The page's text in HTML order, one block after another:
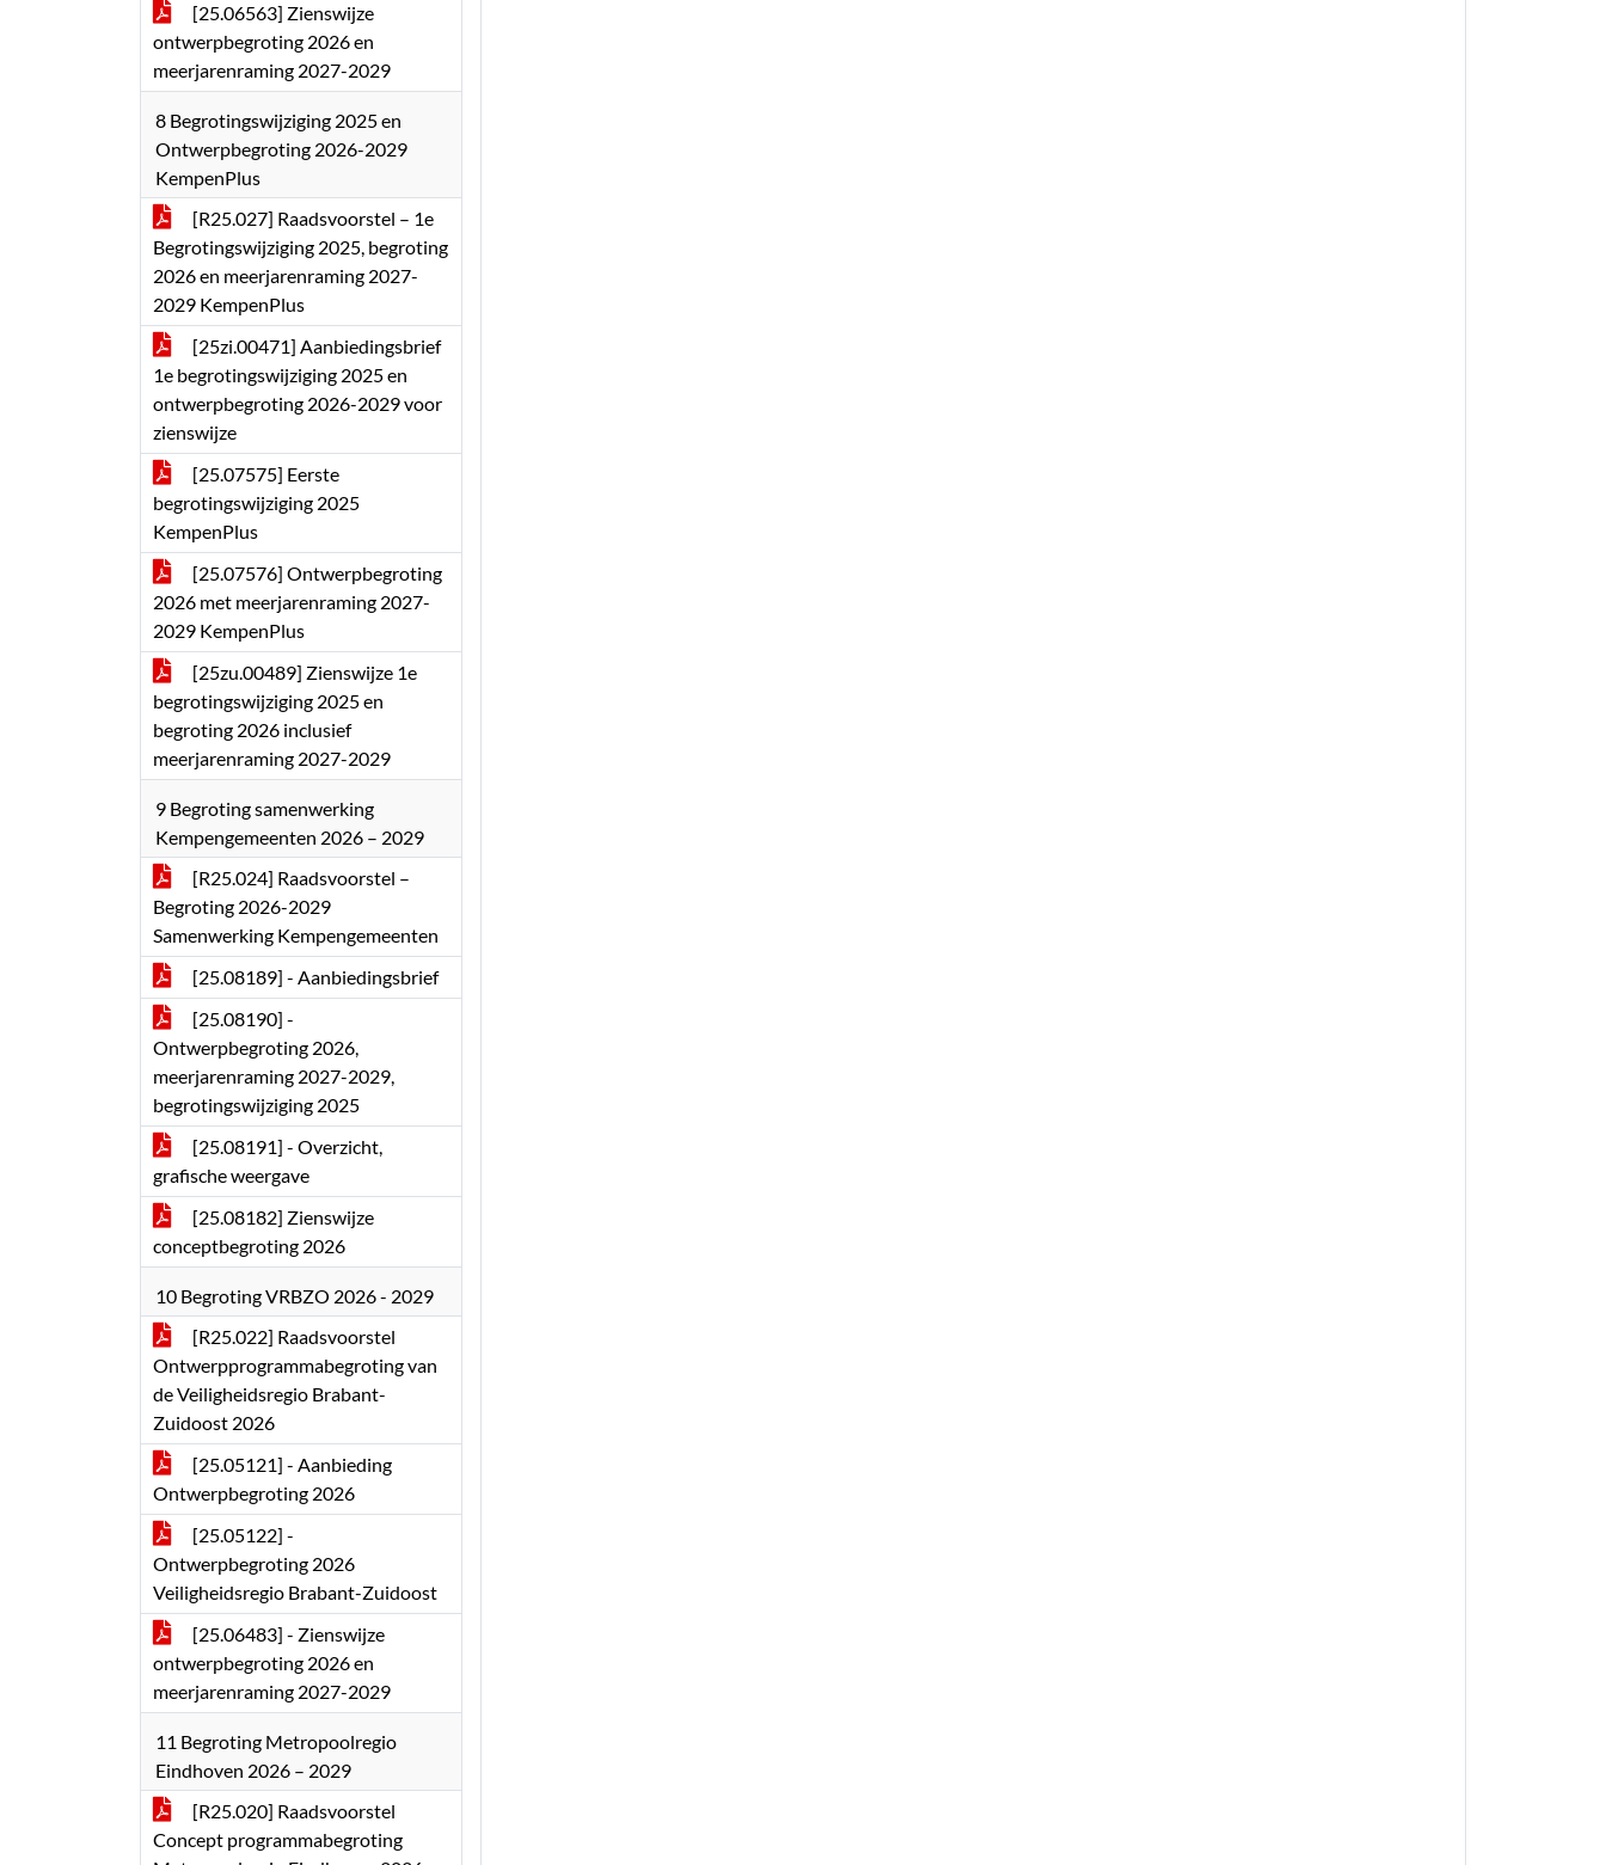
[25.06563] Zienswijze
ontwerpbegroting 2026 en
meerjarenraming 2027-2029
8 Begrotingswijziging 2025 en
Ontwerpbegroting 2026-2029
KempenPlus
[R25.027] Raadsvoorstel – 1e
Begrotingswijziging 2025, begroting
2026 en meerjarenraming 2027-
2029 KempenPlus
[25zi.00471] Aanbiedingsbrief
1e begrotingswijziging 2025 en
ontwerpbegroting 2026-2029 voor
zienswijze
[25.07575] Eerste
begrotingswijziging 2025
KempenPlus
[25.07576] Ontwerpbegroting
2026 met meerjarenraming 2027-
2029 KempenPlus
[25zu.00489] Zienswijze 1e
begrotingswijziging 2025 en
begroting 2026 inclusief
meerjarenraming 2027-2029
9 Begroting samenwerking
Kempengemeenten 2026 – 2029
[R25.024] Raadsvoorstel –
Begroting 2026-2029
Samenwerking Kempengemeenten
[25.08189] - Aanbiedingsbrief
[25.08190] -
Ontwerpbegroting 2026,
meerjarenraming 2027-2029,
begrotingswijziging 2025
[25.08191] - Overzicht,
grafische weergave
[25.08182] Zienswijze
conceptbegroting 2026
10 Begroting VRBZO 2026 - 2029
[R25.022] Raadsvoorstel
Ontwerpprogrammabegroting van
de Veiligheidsregio Brabant-
Zuidoost 2026
[25.05121] - Aanbieding
Ontwerpbegroting 2026
[25.05122] -
Ontwerpbegroting 2026
Veiligheidsregio Brabant-Zuidoost
[25.06483] - Zienswijze
ontwerpbegroting 2026 en
meerjarenraming 2027-2029
11 Begroting Metropoolregio
Eindhoven 2026 – 2029
[R25.020] Raadsvoorstel
Concept programmabegroting